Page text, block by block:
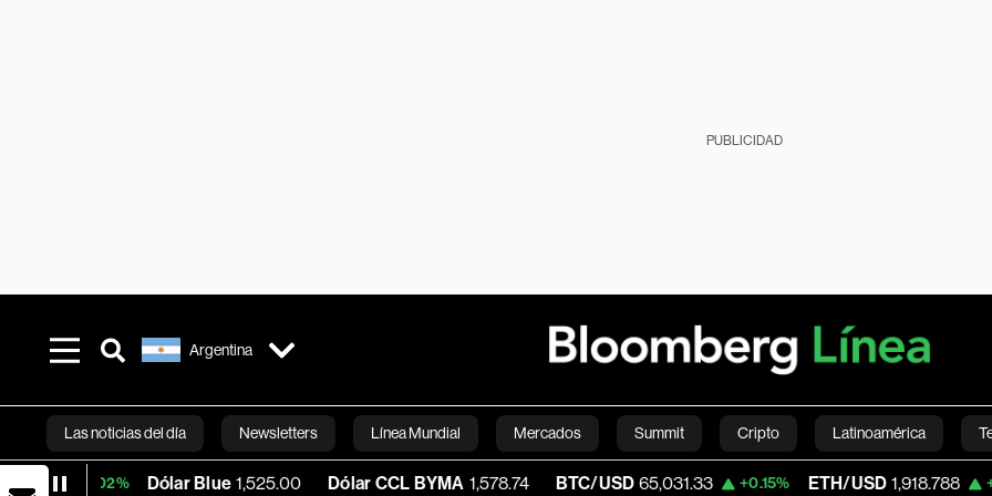
PUBLICIDAD
Argentina
Las noticias del día Newsletters Línea Mundial Mercados Summit Cripto Latinoamérica
Bloomberg Green Economía Estilo de vida Mundo Videos
Dólar Blue 1,525.00 Dólar CCL BYMA 1,578.74 BTC/USD 65,031.33 +0.15% ETH/USD 1,918.788 +0.25%